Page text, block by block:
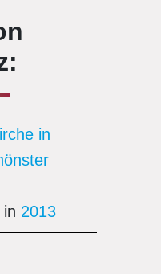
in
in 2013